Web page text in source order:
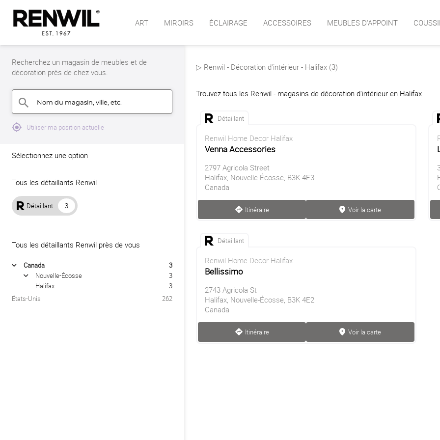
ART MIROIRS ÉCLAIRAGE ACCESSOIRES MEUBLES D'APPOINT
Recherchez un magasin de meubles et de
décoration près de chez vous.
search Nom du magasin, ville, etc.
mylocation Utiliser ma position actuelle
Sélectionnez une option
Tous les détaillants Renwil
3
Détaillant
Tous les détaillants Renwil près de vous
arrow Canada 3
arrow Nouvelle-Écosse
3
Halifax
3
États-Unis
262
▷ Renwil - Décoration d'intérieur - Halifax (3)
Trouvez tous les Renwil - magasins de décoration d'intérieur en Halifax.
Détaillant
Renwil Home Decor Halifax
Venna Accessories
2797 Agricola Street
Halifax, Nouvelle-Écosse, B3K 4E3
Canada
direction Itinéraire marker Voir la carte
Détaillant
Renwil Home Decor Halifax
Bellissimo
2743 Agricola St
Halifax, Nouvelle-Écosse, B3K 4E2
Canada
direction Itinéraire marker Voir la carte